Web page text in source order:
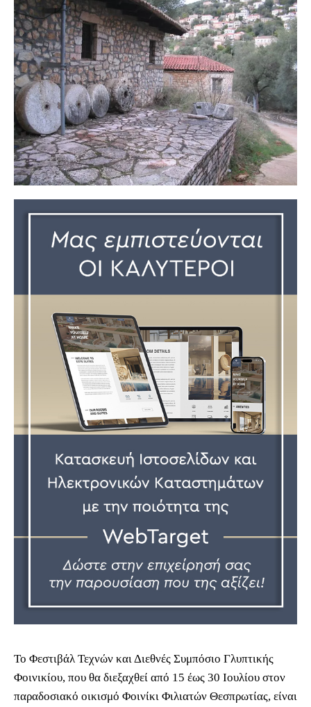
Το Φεστιβάλ Τεχνών και Διεθνές Συμπόσιο Γλυπτικής
Φοινικίου, που θα διεξαχθεί από 15 έως 30 Ιουλίου στον
παραδοσιακό οικισμό Φοινίκι Φιλιατών Θεσπρωτίας, είναι